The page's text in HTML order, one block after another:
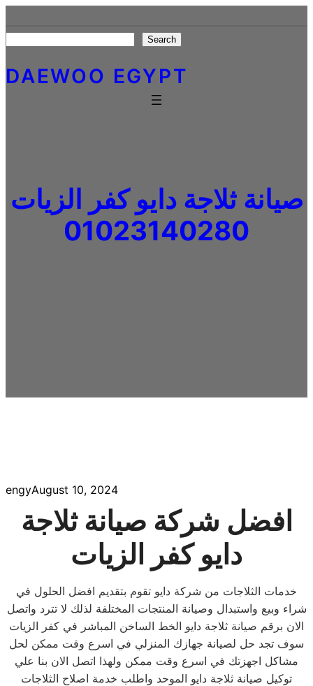
to
content
Search
DAEWOO EGYPT
صيانة ثلاجة دايو كفر الزيات
01023140280
engyAugust 10, 2024
افضل شركة صيانة ثلاجة
دايو كفر الزيات
خدمات الثلاجات من شركة دايو تقوم بتقديم افضل الحلول في
شراء وبيع واستبدال وصيانة المنتجات المختلفة لذلك لا تترد واتصل
الان برقم صيانة ثلاجة دايو الخط الساخن المباشر في كفر الزيات
سوف تجد حل لصيانة جهازك المنزلي في اسرع وقت ممكن لحل
مشاكل اجهزتك في اسرع وقت ممكن ولهذا اتصل الان بنا علي
توكيل صيانة ثلاجة دايو الموحد واطلب خدمة اصلاح الثلاجات